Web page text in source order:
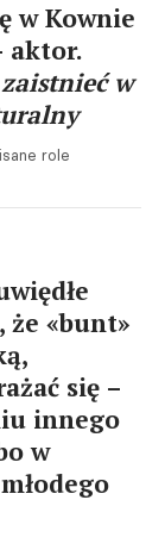
w Kownie
aktor.
w
role
że «bunt»
się –
innego
w